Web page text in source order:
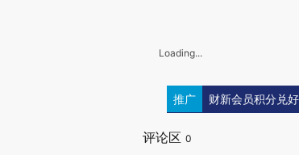
Loading...
推广 财新会员积分兑
评论区 0